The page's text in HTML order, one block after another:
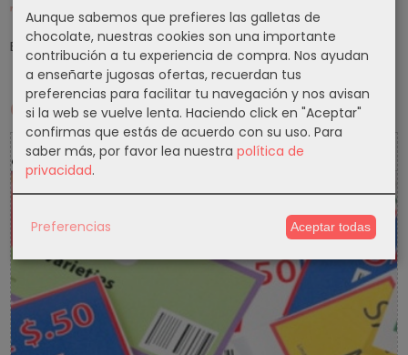
Tu Carrito (0)
El carrito de la compra está vacío
Cupones
5 % Cupon Descuento
Aunque sabemos que prefieres las galletas de
chocolate, nuestras cookies son una importante
contribución a tu experiencia de compra. Nos ayudan
a enseñarte jugosas ofertas, recuerdan tus
preferencias para facilitar tu navegación y nos avisan
si la web se vuelve lenta. Haciendo click en "Aceptar"
confirmas que estás de acuerdo con su uso. Para
saber más, por favor lea nuestra política de
privacidad.
Preferencias Aceptar todas